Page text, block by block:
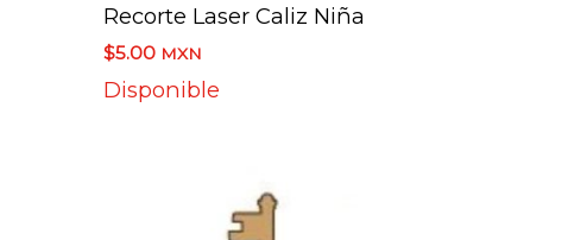
Recorte Laser Caliz Niña
$5.00 MXN
Disponible